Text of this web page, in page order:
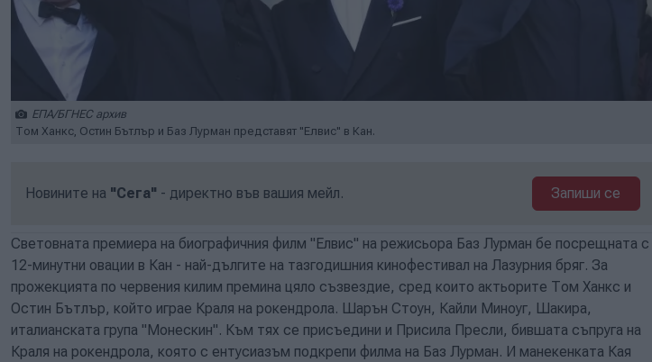
ЕПА/БГНЕС архив
Том Ханкс, Остин Бътлър и Баз Лурман представят "Елвис" в Кан.
Новините на "Сега" - директно във вашия мейл. Запиши се
Световната премиера на биографичния филм "Елвис" на режисьора Баз Лурман бе посрещната с
12-минутни овации в Кан - най-дългите на тазгодишния кинофестивал на Лазурния бряг. За
прожекцията по червения килим премина цяло съзвездие, сред които актьорите Том Ханкс и
Остин Бътлър, който играе Краля на рокендрола. Шарън Стоун, Кайли Миноуг, Шакира,
италианската група "Монескин". Към тях се присъедини и Присила Пресли, бившата съпруга на
Краля на рокендрола, която с ентусиазъм подкрепи филма на Баз Лурман. И манекенката Кая